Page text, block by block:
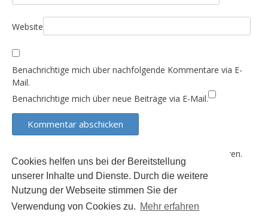
Cookies helfen uns bei der Bereitstellung
unserer Inhalte und Dienste. Durch die weitere
Nutzung der Webseite stimmen Sie der
Verwendung von Cookies zu. Mehr erfahren
Website
Benachrichtige mich über nachfolgende Kommentare via E-
Mail.
Benachrichtige mich über neue Beiträge via E-Mail.
Diese Website verwendet Akismet, um Spam zu reduzieren.
Erfahre, wie deine Kommentardaten verarbeitet werden.